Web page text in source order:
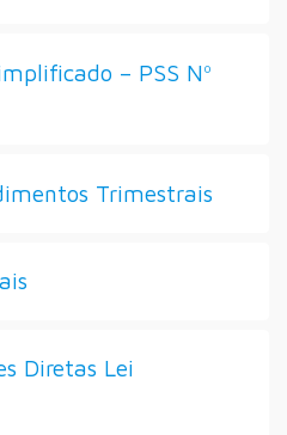
– PSS Nº
Trimestrais
Diretas Lei